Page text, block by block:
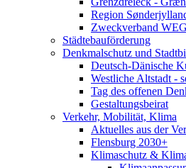
Region
Zweckverband WEG
Städtebauförderung
Denkmalschutz und
Deutsch-Dänische
Westliche Altstadt -
Tag des offenen
Gestaltungsbeirat
Verkehr, Mobilität, Klima
Aktuelles aus der
Flensburg 2030+
Klimaschutz &